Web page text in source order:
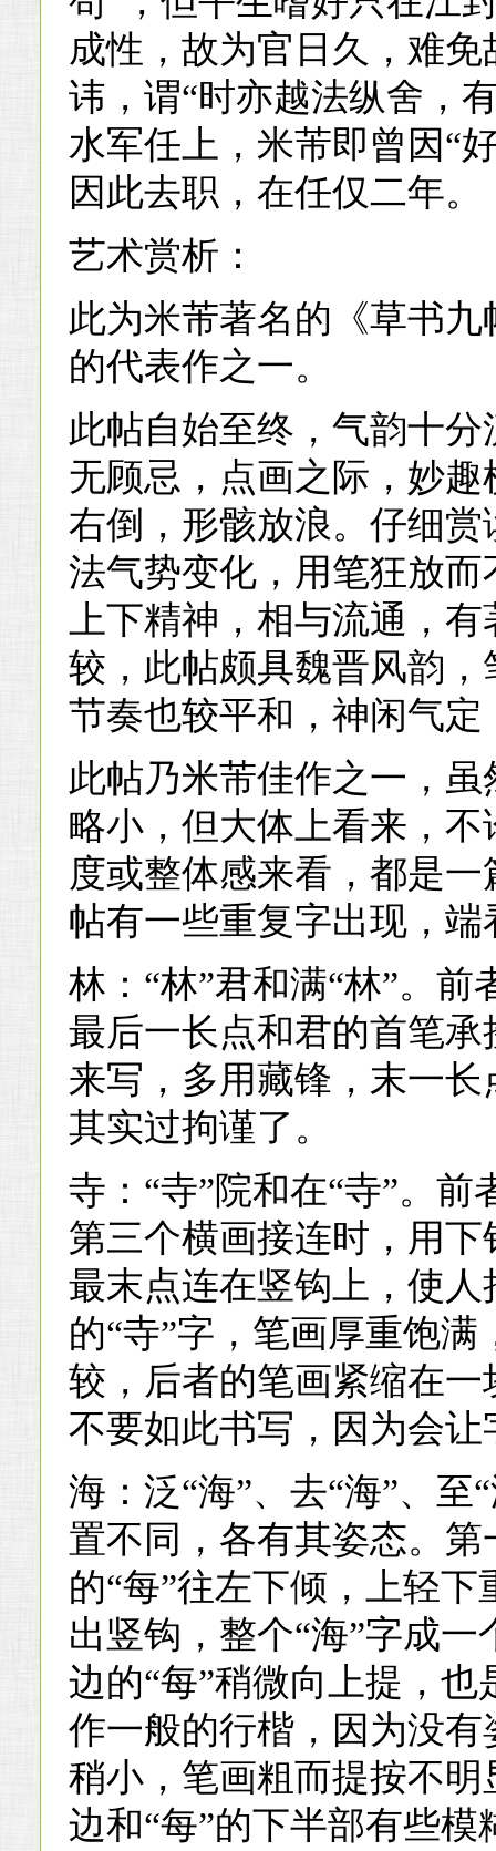
成性，故为官日久，难
讳，谓“时亦越法纵舍，
水军任上，米芾即曾因“
因此去职，在任仅二年。
艺术赏析：
此为米芾著名的《草书
的代表作之一。
此帖自始至终，气韵十
无顾忌，点画之际，妙
右倒，形骸放浪。仔细
法气势变化，用笔狂放
上下精神，相与流通，
较，此帖颇具魏晋风韵
节奏也较平和，神闲气
此帖乃米芾佳作之一，
略小，但大体上看来，
度或整体感来看，都是
帖有一些重复字出现，
林：“林”君和满“林”。
最后一长点和君的首笔
来写，多用藏锋，末一
其实过拘谨了。
寺：“寺”院和在“寺”。
第三个横画接连时，用
最末点连在竖钩上，使
的“寺”字，笔画厚重饱
较，后者的笔画紧缩在
不要如此书写，因为会
海：泛“海”、去“海”、至
置不同，各有其姿态。
的“每”往左下倾，上轻
出竖钩，整个“海”字成
边的“每”稍微向上提，
作一般的行楷，因为没
稍小，笔画粗而提按不
边和“每”的下半部有些